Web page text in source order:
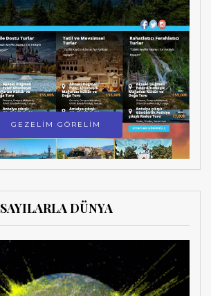
GEZELİM GÖRELİM
SAYILARLA DÜNYA